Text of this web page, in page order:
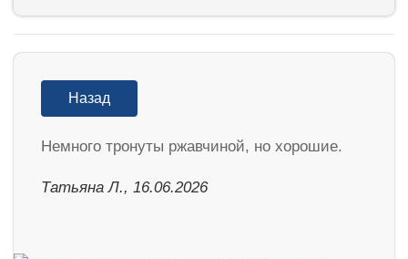
Назад
Немного тронуты ржавчиной, но хорошие.
Татьяна Л., 16.06.2026